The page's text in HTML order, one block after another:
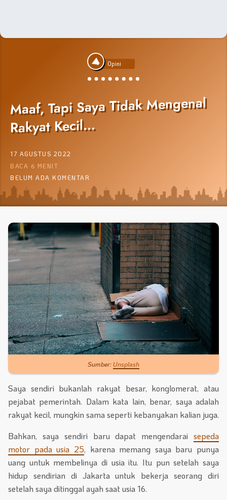
Opini
Maaf, Tapi Saya Tidak Mengenal
Rakyat Kecil…
17 AGUSTUS 2022
BACA 6 MENIT
BELUM ADA KOMENTAR
Sumber:Unsplash
Saya sendiri bukanlah rakyat besar, konglomerat, atau
pejabat pemerintah. Dalam kata lain, benar, saya adalah
rakyat kecil, mungkin sama seperti kebanyakan kalian juga.
Bahkan, saya sendiri baru dapat mengendarai sepeda
motor pada usia 25, karena memang saya baru punya
uang untuk membelinya di usia itu. Itu pun setelah saya
hidup sendirian di Jakarta untuk bekerja seorang diri
setelah saya ditinggal ayah saat usia 16.